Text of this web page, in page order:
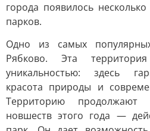
города появилось
парков.
Одно из самых
Рябково. Эта
уникальностью: здесь
красота природы и
Территорию продолжают
новшеств этого года —